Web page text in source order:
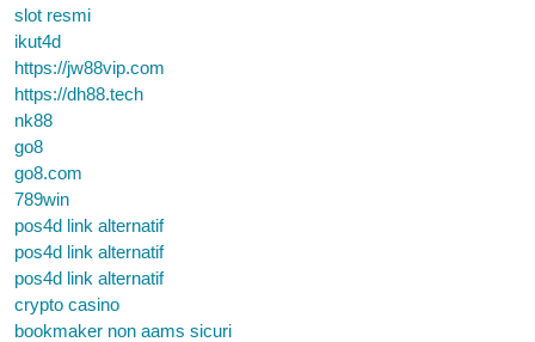
slot resmi
ikut4d
https://jw88vip.com
https://dh88.tech
nk88
go8
go8.com
789win
pos4d link alternatif
pos4d link alternatif
pos4d link alternatif
crypto casino
bookmaker non aams sicuri